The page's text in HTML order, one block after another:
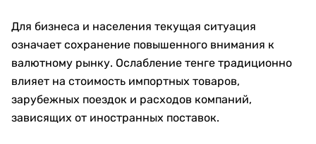
Для бизнеса и населения текущая ситуация
означает сохранение повышенного внимания к
валютному рынку. Ослабление тенге традиционно
влияет на стоимость импортных товаров,
зарубежных поездок и расходов компаний,
зависящих от иностранных поставок.